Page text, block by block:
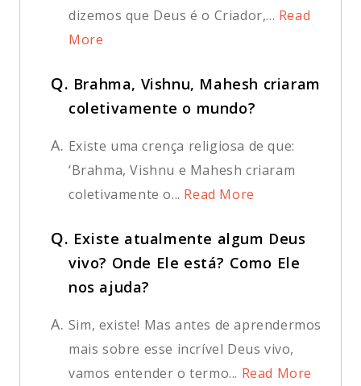
dizemos que Deus é o Criador,... Read
More
Q. Brahma, Vishnu, Mahesh criaram
coletivamente o mundo?
A. Existe uma crença religiosa de que:
‘Brahma, Vishnu e Mahesh criaram
coletivamente o... Read More
Q. Existe atualmente algum Deus
vivo? Onde Ele está? Como Ele
nos ajuda?
A. Sim, existe! Mas antes de aprendermos
mais sobre esse incrível Deus vivo,
vamos entender o termo... Read More